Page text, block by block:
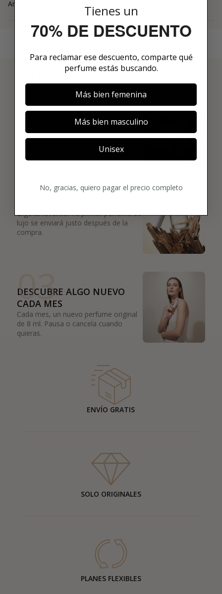
Ane
3 PASOS PARA HACERTE MIEMBRO
01
ENCUENTRA LO QUE TE
Explora más de 600 fragancias nicho y
añade tus favoritas directamente a tu
02
Elige tu favorito. Tu primer perfume de
lujo se enviará justo después de la
compra.
03
DESCUBRE ALGO NUEVO
CADA MES
Cada mes, un nuevo perfume original
de 8 ml. Pausa o cancela cuando
quieras.
ENVÍO GRATIS
SOLO ORIGINALES
PLANES FLEXIBLES
Tienes un
70% DE DESCUENTO
Para reclamar ese descuento, comparte qué
perfume estás buscando.
Más bien femenina
Más bien masculino
Unisex
No, gracias, quiero pagar el precio completo